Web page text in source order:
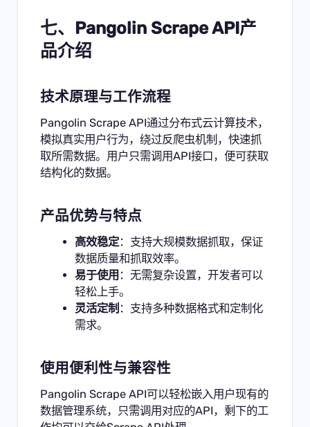
七、Pangolin Scrape API产
品介绍
技术原理与工作流程
Pangolin Scrape API通过分布式云计算技术，
模拟真实用户行为，绕过反爬虫机制，快速抓
取所需数据。用户只需调用API接口，便可获取
结构化的数据。
产品优势与特点
高效稳定：支持大规模数据抓取，保证
数据质量和抓取效率。
易于使用 ：无需复杂设置，开发者可以
轻松上手。
灵活定制 ：支持多种数据格式和定制化
需求。
使用便利性与兼容性
Pangolin Scrape API可以轻松嵌入用户现有的
数据管理系统，只需调用对应的API，剩下的工